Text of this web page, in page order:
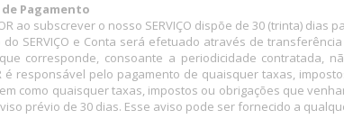
de Pagamento
ao subscrever o nosso SERVIÇO dispõe de 30 (trinta)
SERVIÇO e Conta será efetuado através de
corresponde, consoante a periodicidade contratada,
é responsável pelo pagamento de quaisquer taxas,
como quaisquer taxas, impostos ou obrigações que
prévio de 30 dias. Esse aviso pode ser fornecido a